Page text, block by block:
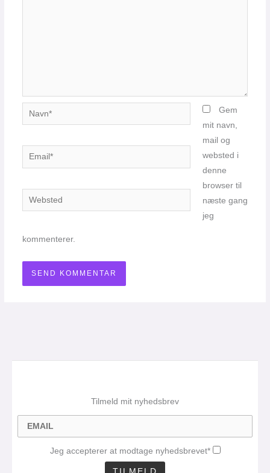
Navn*
Email*
Websted
Gem
mit navn,
mail og
websted i
denne
browser til
næste gang
jeg
kommenterer.
Tilmeld mit nyhedsbrev
Jeg accepterer at modtage nyhedsbrevet*